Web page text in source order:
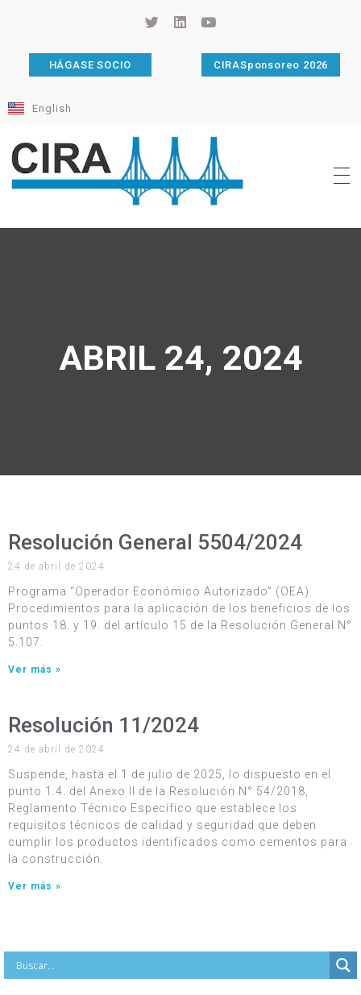
HÁGASE SOCIO CIRASponsoreo 2026
English
ABRIL 24, 2024
Resolución General 5504/2024
24 de abril de 2024
Programa “Operador Económico Autorizado” (OEA).
Procedimientos para la aplicación de los beneficios de los
puntos 18. y 19. del artículo 15 de la Resolución General N°
5.107.
Ver más »
Resolución 11/2024
24 de abril de 2024
Suspende, hasta el 1 de julio de 2025, lo dispuesto en el
punto 1.4. del Anexo II de la Resolución N° 54/2018,
Reglamento Técnico Específico que establece los
requisitos técnicos de calidad y seguridad que deben
cumplir los productos identificados como cementos para
la construcción.
Ver más »